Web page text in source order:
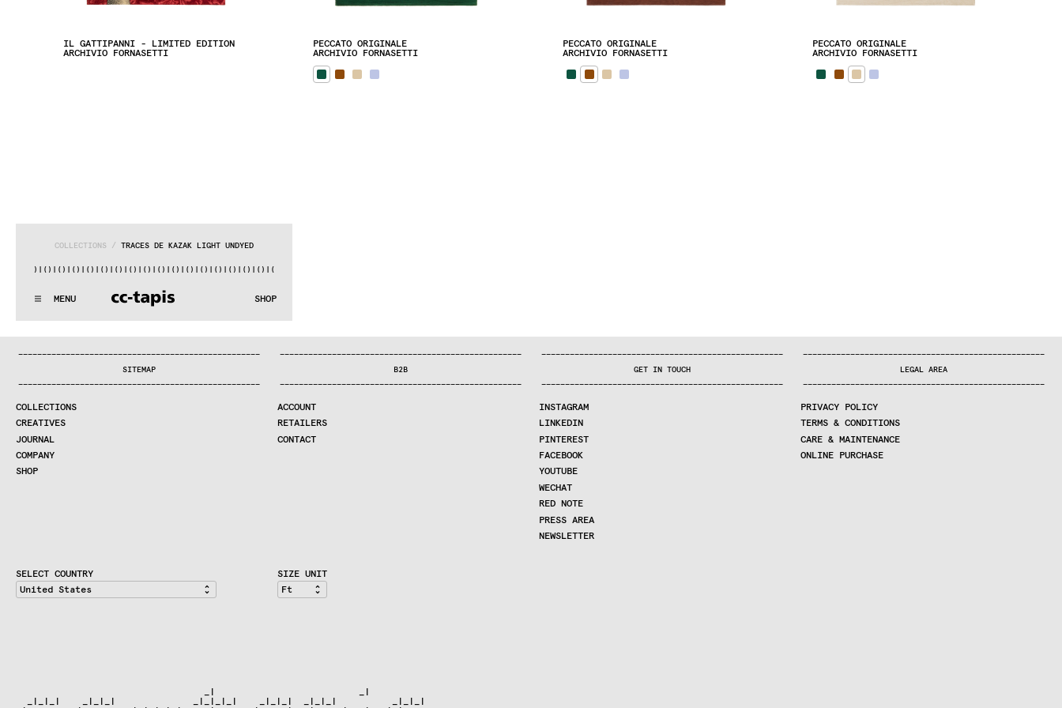
MENU SHOP
COLLECTIONS / TRACES DE KAZAK LIGHT UNDYED
|() |() |() |() |() |() |() |() |() |() |() |() |() |() |() |() |()
.:^:..:^:. .:^:. .:^:..:^:.
.:^:.
WE MAKE RUGS
COMPANY
CONTRACT DIVISION
SHOP
IL GATTIPANNI - LIMITED EDITION
ARCHIVIO FORNASETTI
PECCATO ORIGINALE
ARCHIVIO FORNASETTI
PECCATO ORIGINALE
ARCHIVIO FORNASETTI
PECCATO ORIGINALE
ARCHIVIO FORNASETTI
———————————————————————————————————————————————————
SITEMAP
———————————————————————————————————————————————————
COLLECTIONS
CREATIVES
JOURNAL
COMPANY
SHOP
———————————————————————————————————————————————————
B2B
———————————————————————————————————————————————————
ACCOUNT
RETAILERS
CONTACT
———————————————————————————————————————————————————
GET IN TOUCH
———————————————————————————————————————————————————
INSTAGRAM
LINKEDIN
PINTEREST
FACEBOOK
YOUTUBE
WECHAT
RED NOTE
PRESS AREA
NEWSLETTER
———————————————————————————————————————————————————
LEGAL AREA
———————————————————————————————————————————————————
PRIVACY POLICY
TERMS & CONDITIONS
CARE & MAINTENANCE
ONLINE PURCHASE
SELECT COUNTRY SIZE UNIT
                                  _|                          _|
  _|_|_|    _|_|_|              _|_|_|_|    _|_|_|  _|_|_|          _|_|_|